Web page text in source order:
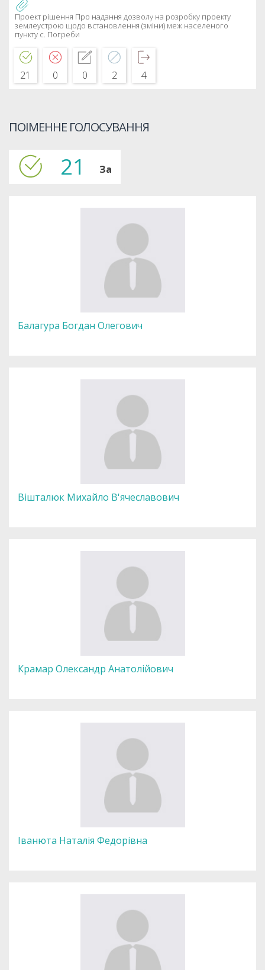
Проект рішення Про надання дозволу на розробку проекту
землеустрою щодо встановлення (зміни) меж населеного
пункту с. Погреби
21 0 0 2 4
ПОІМЕННЕ ГОЛОСУВАННЯ
21 За
Балагура Богдан Олегович
Вішталюк Михайло В'ячеславович
Крамар Олександр Анатолійович
Іванюта Наталія Федорівна